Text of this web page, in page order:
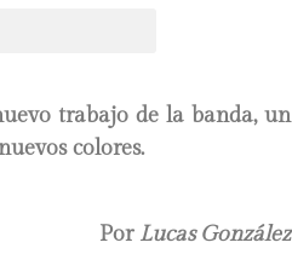
trabajo de la banda, un
colores.
Por Lucas González